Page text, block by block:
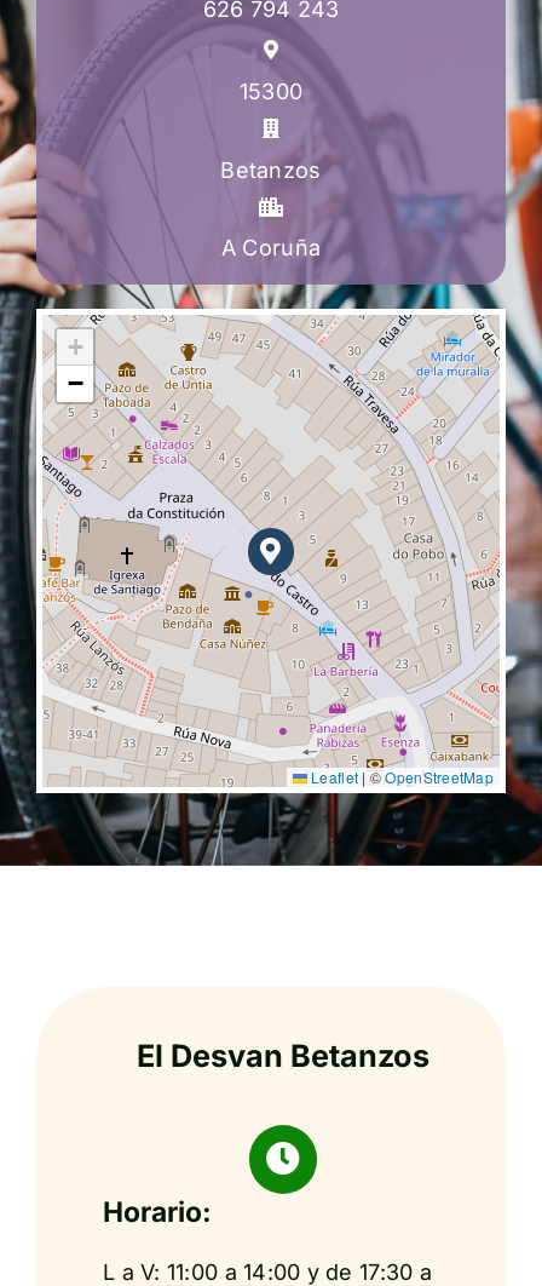
626 794 243
15300
Betanzos
A Coruña
+
−
Leaflet|©OpenStreetMap
El Desvan Betanzos
Horario:
L a V: 11:00 a 14:00 y de 17:30 a